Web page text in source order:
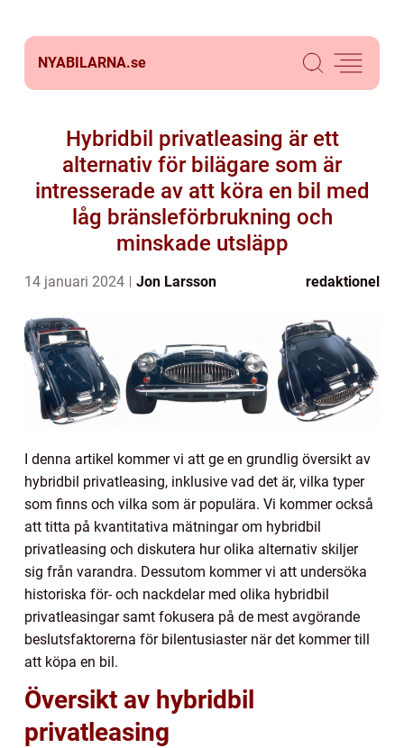
NYABILARNA.se
Hybridbil privatleasing är ett
alternativ för bilägare som är
intresserade av att köra en bil med
låg bränsleförbrukning och
minskade utsläpp
14 januari 2024 Jon Larsson redaktionel
I denna artikel kommer vi att ge en grundlig översikt av
hybridbil privatleasing, inklusive vad det är, vilka typer
som finns och vilka som är populära. Vi kommer också
att titta på kvantitativa mätningar om hybridbil
privatleasing och diskutera hur olika alternativ skiljer
sig från varandra. Dessutom kommer vi att undersöka
historiska för- och nackdelar med olika hybridbil
privatleasingar samt fokusera på de mest avgörande
beslutsfaktorerna för bilentusiaster när det kommer till
att köpa en bil.
Översikt av hybridbil
privatleasing